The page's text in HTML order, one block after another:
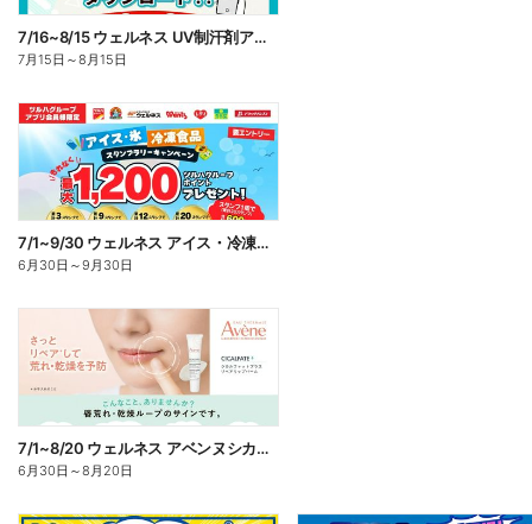
7/16~8/15 ウェルネス UV制汗剤アプリ企画
7月15日 ～8月15日
7/1~9/30 ウェルネス アイス・冷凍食品スタンプラリーキャンペーン企画
6月30日 ～9月30日
7/1~8/20 ウェルネス アベンヌシカリップ予約
6月30日 ～8月20日